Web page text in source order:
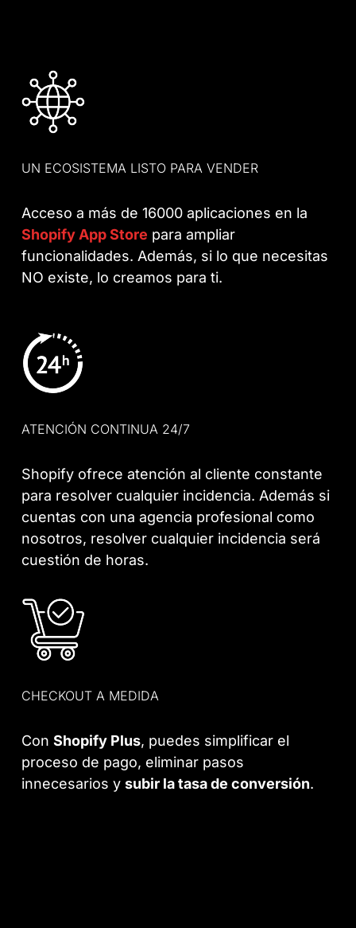
UN ECOSISTEMA LISTO PARA VENDER
Acceso a más de 16000 aplicaciones en la
Shopify App Store para ampliar
funcionalidades. Además, si lo que necesitas
NO existe, lo creamos para ti.
ATENCIÓN CONTINUA 24/7
Shopify ofrece atención al cliente constante
para resolver cualquier incidencia. Además si
cuentas con una agencia profesional como
nosotros, resolver cualquier incidencia será
cuestión de horas.
CHECKOUT A MEDIDA
ConShopify Plus, puedes simplificar el
proceso de pago, eliminar pasos
innecesarios ysubir la tasa de conversión.